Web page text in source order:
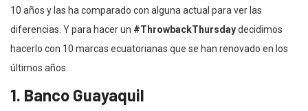
10 años y las ha comparado con alguna actual para ver las
diferencias. Y para hacer un #ThrowbackThursdaydecidimos
hacerlo con 10 marcas ecuatorianas que se han renovado en los
últimos años.
1. Banco Guayaquil